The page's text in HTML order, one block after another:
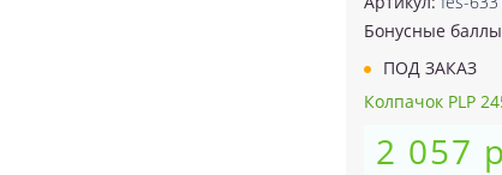
Бонусные
ПОД ЗАКАЗ
Колпачок PLP
2 057